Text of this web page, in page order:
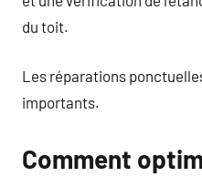
du toit.
Les réparations
importants.
Comment